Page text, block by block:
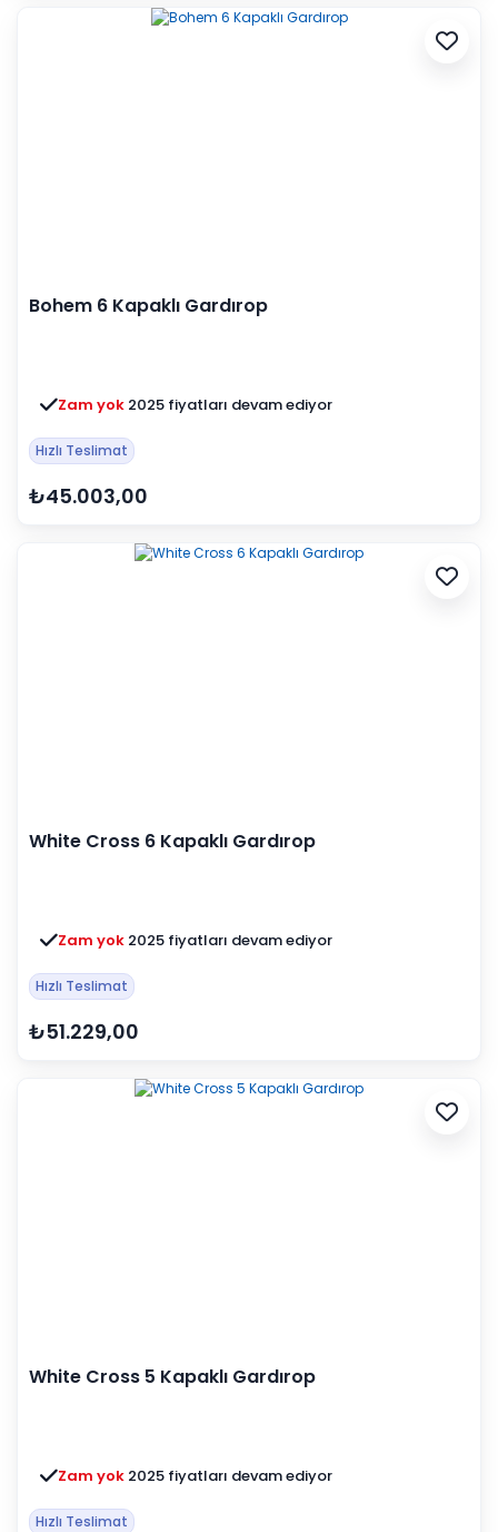
Bohem 6 Kapaklı Gardırop
Zam yok 2025 fiyatları devam ediyor
Hızlı Teslimat
₺45.003,00
White Cross 6 Kapaklı Gardırop
Zam yok 2025 fiyatları devam ediyor
Hızlı Teslimat
₺51.229,00
White Cross 5 Kapaklı Gardırop
Zam yok 2025 fiyatları devam ediyor
Hızlı Teslimat